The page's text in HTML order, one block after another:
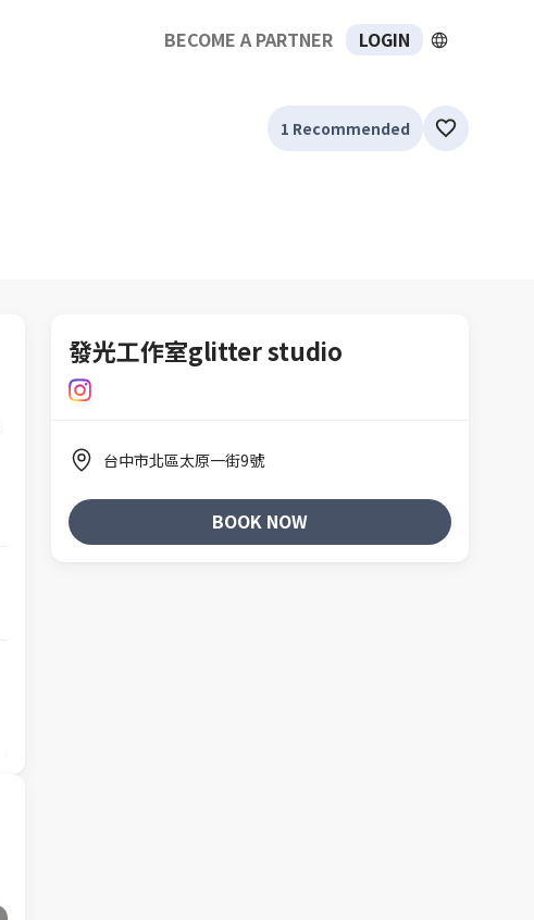
BECOME A PARTNER LOGIN
1 Recommended
發光工作室glitter studio
台中市北區太原一街9號
BOOK NOW